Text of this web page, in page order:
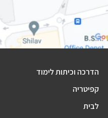
הדרכה וכיתות לימוד
קפיטריה
לבית